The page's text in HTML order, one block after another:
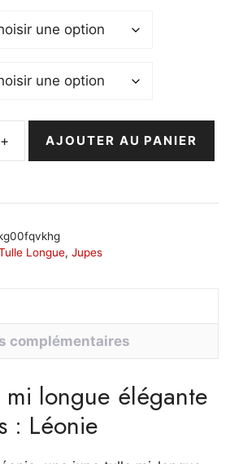
quantité
mi
longue
Léonie
+ AJOUTER AU PANIER
Longue, Jupes
complémentaires
mi longue élégante
: Léonie